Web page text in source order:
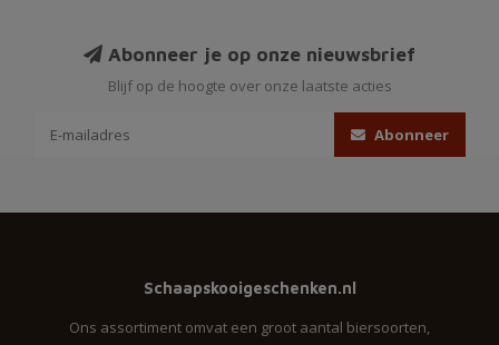
Abonneer je op onze nieuwsbrief
Blijf op de hoogte over onze laatste acties
Abonneer
Schaapskooigeschenken.nl
Ons assortiment omvat een groot aantal biersoorten,